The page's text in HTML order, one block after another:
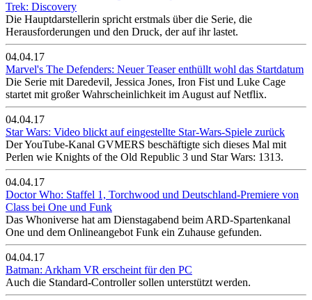
Trek: Discovery
Die Hauptdarstellerin spricht erstmals über die Serie, die
Herausforderungen und den Druck, der auf ihr lastet.
04.04.17
Marvel's The Defenders: Neuer Teaser enthüllt wohl das Startdatum
Die Serie mit Daredevil, Jessica Jones, Iron Fist und Luke Cage
startet mit großer Wahrscheinlichkeit im August auf Netflix.
04.04.17
Star Wars: Video blickt auf eingestellte Star-Wars-Spiele zurück
Der YouTube-Kanal GVMERS beschäftigte sich dieses Mal mit
Perlen wie Knights of the Old Republic 3 und Star Wars: 1313.
04.04.17
Doctor Who: Staffel 1, Torchwood und Deutschland-Premiere von
Class bei One und Funk
Das Whoniverse hat am Dienstagabend beim ARD-Spartenkanal
One und dem Onlineangebot Funk ein Zuhause gefunden.
04.04.17
Batman: Arkham VR erscheint für den PC
Auch die Standard-Controller sollen unterstützt werden.